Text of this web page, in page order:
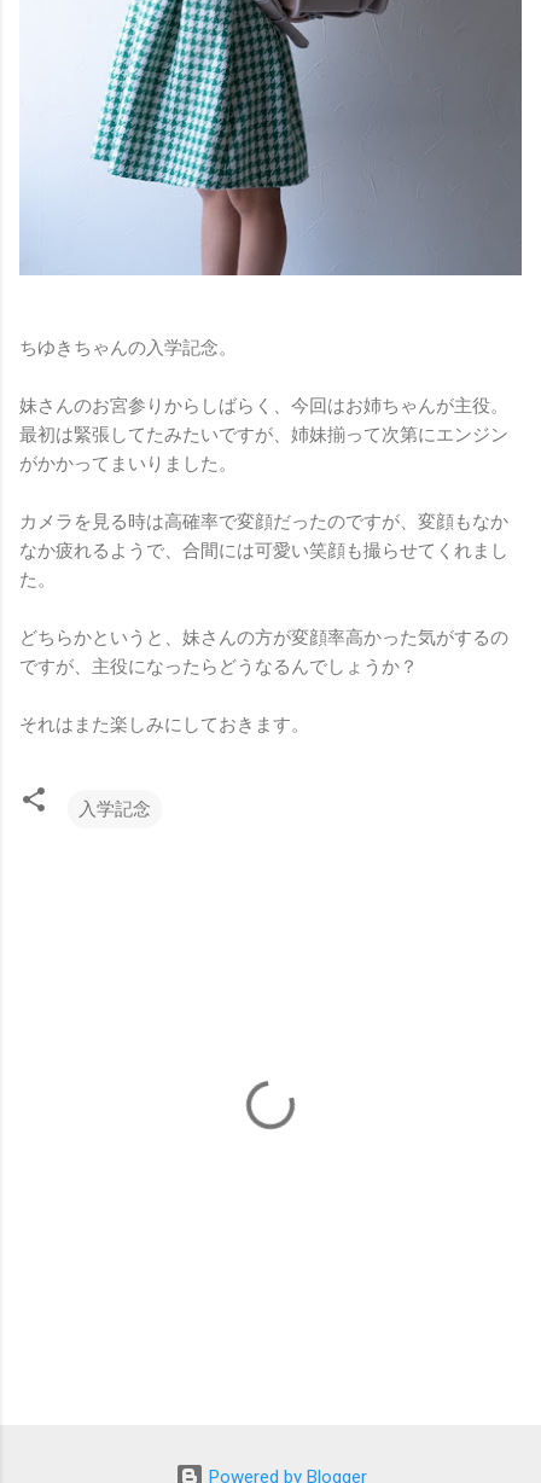
ちゆきちゃんの入学記念。
妹さんのお宮参りからしばらく、今回はお姉ちゃんが主役。
最初は緊張してたみたいですが、姉妹揃って次第にエンジン
がかかってまいりました。
カメラを見る時は高確率で変顔だったのですが、変顔もなか
なか疲れるようで、合間には可愛い笑顔も撮らせてくれまし
た。
どちらかというと、妹さんの方が変顔率高かった気がするの
ですが、主役になったらどうなるんでしょうか？
それはまた楽しみにしておきます。
入学記念
Powered by Blogger